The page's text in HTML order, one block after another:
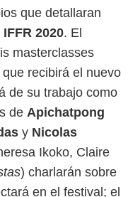
que detallaran
IFFR 2020. El
masterclasses
que recibirá el nuevo
de su trabajo como
de Apichatpong
y Nicolas
Ikoko, Claire
) charlarán sobre
en el festival; el